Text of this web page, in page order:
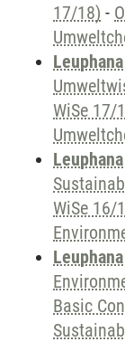
17/18) -
WiSe 17/
WiSe 16/
Basic